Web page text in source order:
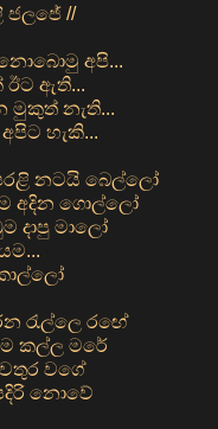
//
අපි...
ඊට ඇති...
මුකුත් නැති...
හැකි...
නටයි බෙල්ලෝ
ම අදින ගොල්ලෝ
දාපු මාලෝ
රැල්ලෙ රඟේ
කල්ල මරේ
වගේ
නොවේ